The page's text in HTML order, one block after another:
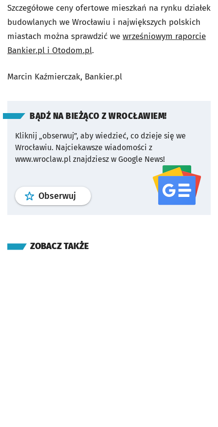
Szczegółowe ceny ofertowe mieszkań na rynku działek
budowlanych we Wrocławiu i największych polskich
miastach można sprawdzić we wrześniowym raporcie
Bankier.pl i Otodom.pl.
Marcin Kaźmierczak, Bankier.pl
BĄDŹ NA BIEŻĄCO Z WROCŁAWIEM!
Kliknij „obserwuj”, aby wiedzieć, co dzieje się we
Wrocławiu. Najciekawsze wiadomości z
www.wroclaw.pl znajdziesz w Google News!
Obserwuj profil serwisu
ZOBACZ TAKŻE